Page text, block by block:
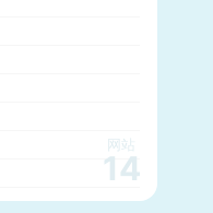
网站
14